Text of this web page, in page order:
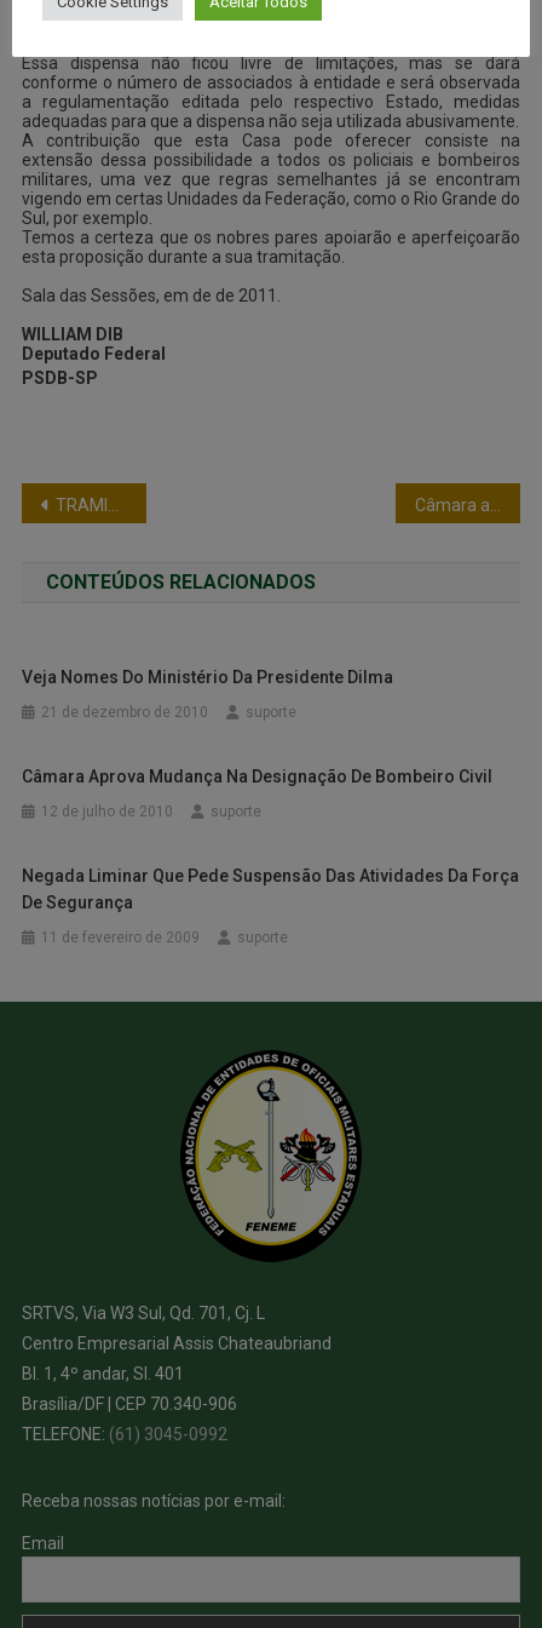
representativa dos militares estaduais, seja dispensado
temporariamente das suas funções para exercer atividade na
Essa dispensa não ficou livre de limitações, mas se dará
conforme o número de associados à entidade e será observada
a regulamentação editada pelo respectivo Estado, medidas
adequadas para que a dispensa não seja utilizada abusivamente.
A contribuição que esta Casa pode oferecer consiste na
extensão dessa possibilidade a todos os policiais e bombeiros
militares, uma vez que regras semelhantes já se encontram
vigendo em certas Unidades da Federação, como o Rio Grande do
Sul, por exemplo.
Temos a certeza que os nobres pares apoiarão e aperfeiçoarão
esta proposição durante a sua tramitação.
Sala das Sessões, em de de 2011.
WILLIAM DIB
Deputado Federal
PSDB-SP
TRAMITAÇÃO DE MATÉRIAS DE INTERESSE DOS MILITARES ESTADUAIS – ULTIMAS MOVIMENTAÇÕES NA CÂMARA DOS DEPUTADOS
CONTEÚDOS RELACIONADOS
Veja Nomes Do Ministério Da Presidente Dilma
21 de dezembro de 2010 suporte
Câmara Aprova Mudança Na Designação De Bombeiro Civil
12 de julho de 2010 suporte
Negada Liminar Que Pede Suspensão Das Atividades Da Força
De Segurança
11 de fevereiro de 2009 suporte
SRTVS, Via W3 Sul, Qd. 701, Cj. L
Centro Empresarial Assis Chateaubriand
Bl. 1, 4º andar, Sl. 401
Brasília/DF | CEP 70.340-906
TELEFONE: (61) 3045-0992
Receba nossas notícias por e-mail:
Email